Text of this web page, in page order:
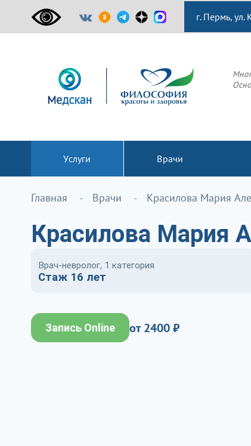
г. Пермь,
Услуги Врачи
Главная Врачи Красилова Мария
Красилова Мария
Врач-невролог, 1 категория
Стаж 16 лет
Запись Online от 2400 ₽